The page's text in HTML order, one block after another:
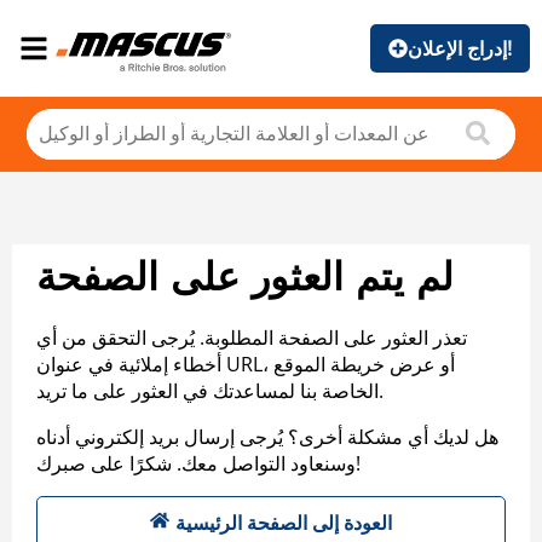
إدراج الإعلان!
لم يتم العثور على الصفحة
تعذر العثور على الصفحة المطلوبة. يُرجى التحقق من أي
أخطاء إملائية في عنوان URL، أو عرض خريطة الموقع
الخاصة بنا لمساعدتك في العثور على ما تريد.
هل لديك أي مشكلة أخرى؟ يُرجى إرسال بريد إلكتروني أدناه
وسنعاود التواصل معك. شكرًا على صبرك!
العودة إلى الصفحة الرئيسية